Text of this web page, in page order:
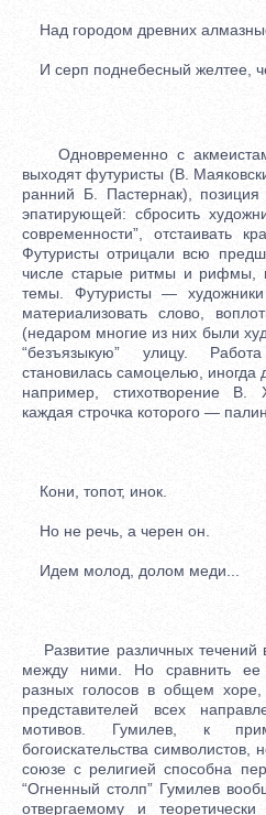
Над городом древних
И серп поднебесный желтее,
Одновременно с
выходят футуристы (В.
ранний Б. Пастернак),
эпатирующей: сбросить
современности”, отстаивать
Футуристы отрицали всю
числе старые ритмы и рифмы,
темы. Футуристы —
материализовать слово,
(недаром многие из них были
“безъязыкую” улицу.
становилась самоцелью, иногда
например, стихотворение В.
каждая строчка которого —
Кони, топот, инок.
Но не речь, а черен он.
Идем молод, долом меди...
Развитие различных течений
между ними. Но сравнить ее
разных голосов в общем
представителей всех
мотивов. Гумилев, к
богоискательства символистов,
союзе с религией способна
“Огненный столп” Гумилев
отвергаемому и